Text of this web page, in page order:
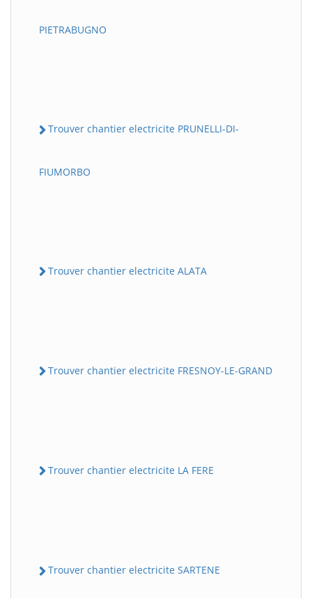
PIETRABUGNO
Trouver chantier electricite PRUNELLI-DI-
FIUMORBO
Trouver chantier electricite ALATA
Trouver chantier electricite FRESNOY-LE-GRAND
Trouver chantier electricite LA FERE
Trouver chantier electricite SARTENE